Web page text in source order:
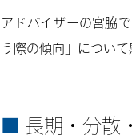
アドバイザーの宮脇
う際の傾向」につい
長期・分散